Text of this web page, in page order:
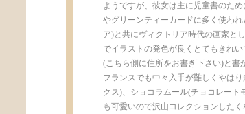
ようですが、彼女は主に児童書のた
やグリーンティーカードに多く使われ
ア)と共にヴィクトリア時代の画家と
でイラストの発色が良くとてもきれい
(こちら側に住所をお書き下さい)と書
フランスでも中々入手が難しくやは
クス)、ショコラムール(チョコレー
も可愛いので沢山コレクションした